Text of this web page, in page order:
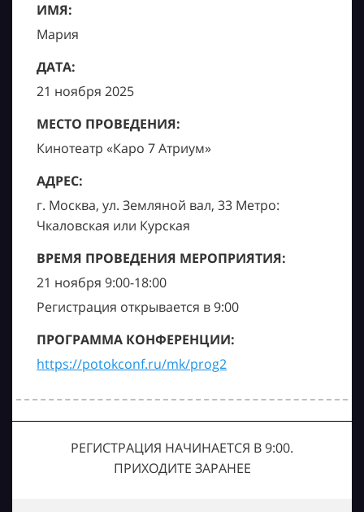
ИМЯ:
Мария
ДАТА:
21 ноября 2025
МЕСТО ПРОВЕДЕНИЯ:
Кинотеатр «Каро 7 Атриум»
АДРЕС:
г. Москва, ул. Земляной вал, 33 Метро:
Чкаловская или Курская
ВРЕМЯ ПРОВЕДЕНИЯ МЕРОПРИЯТИЯ:
21 ноября 9:00-18:00
Регистрация открывается в 9:00
ПРОГРАММА КОНФЕРЕНЦИИ:
https://potokconf.ru/mk/prog2
РЕГИСТРАЦИЯ НАЧИНАЕТСЯ В 9:00.
ПРИХОДИТЕ ЗАРАНЕЕ